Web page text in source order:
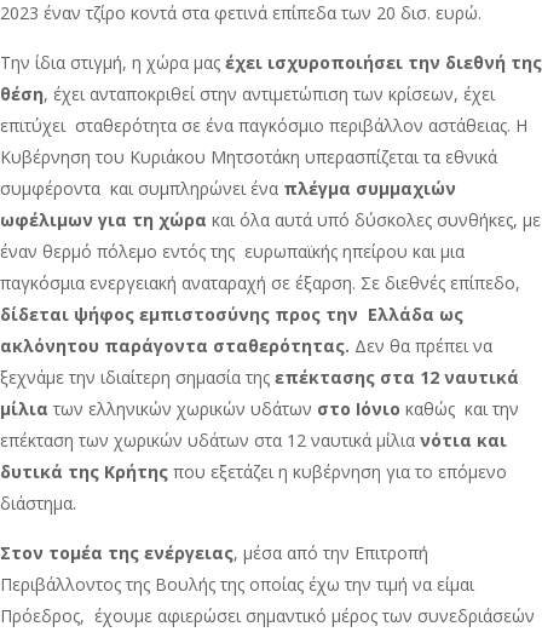
2023 έναν τζίρο κοντά στα φετινά επίπεδα των 20 δισ. ευρώ.
Την ίδια στιγμή, η χώρα μας έχει ισχυροποιήσει την διεθνή της
θέση, έχει ανταποκριθεί στην αντιμετώπιση των κρίσεων, έχει
επιτύχει σταθερότητα σε ένα παγκόσμιο περιβάλλον αστάθειας. Η
Κυβέρνηση του Κυριάκου Μητσοτάκη υπερασπίζεται τα εθνικά
συμφέροντα και συμπληρώνει ένα πλέγμα συμμαχιών
ωφέλιμων για τη χώρα και όλα αυτά υπό δύσκολες συνθήκες, με
έναν θερμό πόλεμο εντός της ευρωπαϊκής ηπείρου και μια
παγκόσμια ενεργειακή αναταραχή σε έξαρση. Σε διεθνές επίπεδο,
δίδεται ψήφος εμπιστοσύνης προς την Ελλάδα ως
ακλόνητου παράγοντα σταθερότητας. Δεν θα πρέπει να
ξεχνάμε την ιδιαίτερη σημασία της επέκτασης στα 12 ναυτικά
μίλια των ελληνικών χωρικών υδάτων στο Ιόνιο καθώς και την
επέκταση των χωρικών υδάτων στα 12 ναυτικά μίλια νότια και
δυτικά της Κρήτης που εξετάζει η κυβέρνηση για το επόμενο
διάστημα.
Στον τομέα της ενέργειας, μέσα από την Επιτροπή
Περιβάλλοντος της Βουλής της οποίας έχω την τιμή να είμαι
Πρόεδρος, έχουμε αφιερώσει σημαντικό μέρος των συνεδριάσεών